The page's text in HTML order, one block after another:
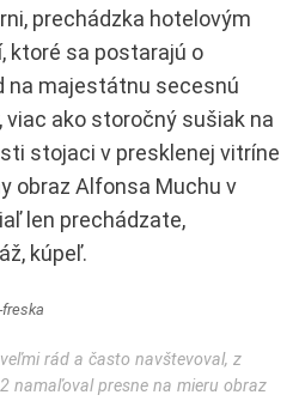
prechádzka hotelovým
ktoré sa postarajú o
na majestátnu secesnú
viac ako storočný sušiak na
stojaci v presklenej vitríne
obraz Alfonsa Muchu v
len prechádzate,
kúpeľ.
rád a často navštevoval, z
namaľoval presne na mieru obraz